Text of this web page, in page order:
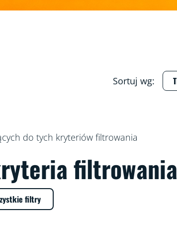
Sortuj wg:
do tych kryteriów filtrowania
filtrowania
filtry